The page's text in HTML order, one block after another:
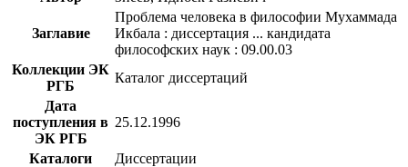
Заглавие
Проблема человека в философии Мухаммада
Икбала : диссертация ... кандидата
философских наук : 09.00.03
Коллекции ЭК
РГБ
Каталог диссертаций
Дата
поступления в
ЭК РГБ
25.12.1996
Каталоги
Диссертации